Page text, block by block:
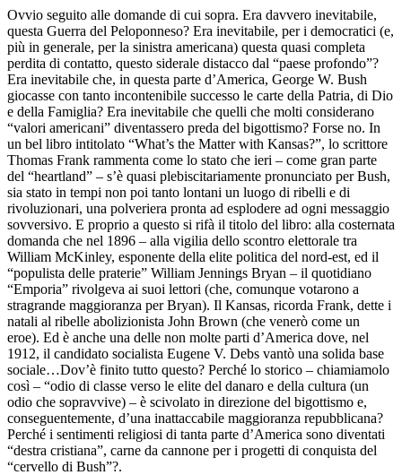
Ovvio seguito alle domande di cui sopra. Era davvero inevitabile,
questa Guerra del Peloponneso? Era inevitabile, per i democratici (e,
più in generale, per la sinistra americana) questa quasi completa
perdita di contatto, questo siderale distacco dal “paese profondo”?
Era inevitabile che, in questa parte d’America, George W. Bush
giocasse con tanto incontenibile successo le carte della Patria, di Dio
e della Famiglia? Era inevitabile che quelli che molti considerano
“valori americani” diventassero preda del bigottismo? Forse no. In
un bel libro intitolato “What’s the Matter with Kansas?”, lo scrittore
Thomas Frank rammenta come lo stato che ieri – come gran parte
del “heartland” – s’è quasi plebiscitariamente pronunciato per Bush,
sia stato in tempi non poi tanto lontani un luogo di ribelli e di
rivoluzionari, una polveriera pronta ad esplodere ad ogni messaggio
sovversivo. E proprio a questo si rifà il titolo del libro: alla costernata
domanda che nel 1896 – alla vigilia dello scontro elettorale tra
William McKinley, esponente della elite politica del nord-est, ed il
“populista delle praterie” William Jennings Bryan – il quotidiano
“Emporia” rivolgeva ai suoi lettori (che, comunque votarono a
stragrande maggioranza per Bryan). Il Kansas, ricorda Frank, dette i
natali al ribelle abolizionista John Brown (che venerò come un
eroe). Ed è anche una delle non molte parti d’America dove, nel
1912, il candidato socialista Eugene V. Debs vantò una solida base
sociale…Dov’è finito tutto questo? Perché lo storico – chiamiamolo
così – “odio di classe verso le elite del danaro e della cultura (un
odio che sopravvive) – è scivolato in direzione del bigottismo e,
conseguentemente, d’una inattaccabile maggioranza repubblicana?
Perché i sentimenti religiosi di tanta parte d’America sono diventati
“destra cristiana”, carne da cannone per i progetti di conquista del
“cervello di Bush”?.